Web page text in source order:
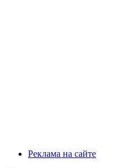
Реклама на сайте